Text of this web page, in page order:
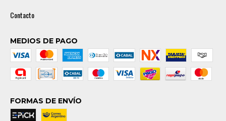
Contacto
MEDIOS DE PAGO
FORMAS DE ENVÍO